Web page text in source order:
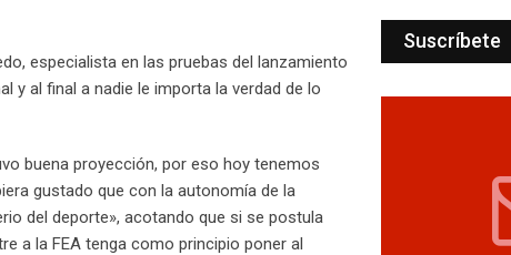
especialista en las pruebas del lanzamiento
y al final a nadie le importa la verdad de lo
buena proyección, por eso hoy tenemos
gustado que con la autonomía de la
del deporte», acotando que si se postula
a la FEA tenga como principio poner al
Suscríbete